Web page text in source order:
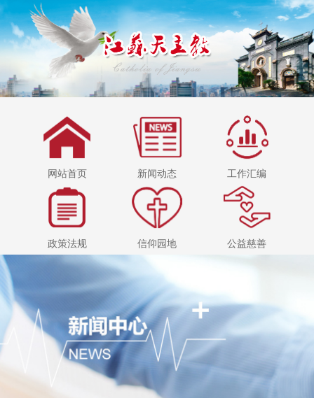
网站首页 新闻动态 工作汇编
政策法规 信仰园地 公益慈善